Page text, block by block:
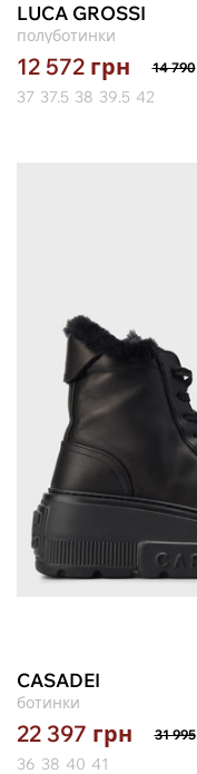
LUCA GROSSI
полуботинки
12 572 грн 14 790
37 37.5 38 39.5 42
CASADEI
ботинки
22 397 грн 31 995
36 38 40 41